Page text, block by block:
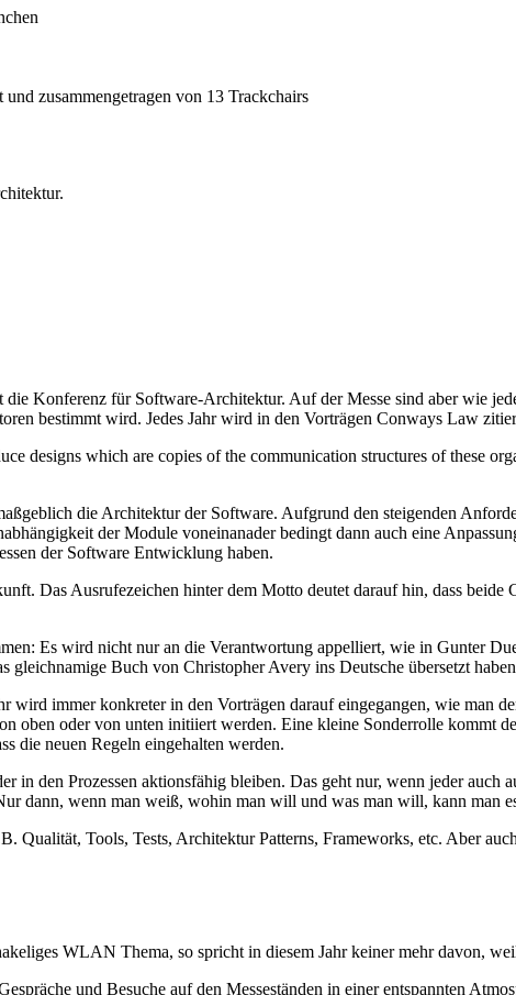
zusammengetragen von 13 Trackchairs
Konferenz für Software-Architektur. Auf der Messe sind aber wie
bestimmt wird. Jedes Jahr wird in den Vorträgen Conways Law
designs which are copies of the communication structures of these
die Architektur der Software. Aufgrund den steigenden
der Module voneinanader bedingt dann auch eine
der Software Entwicklung haben.
Das Ausrufezeichen hinter dem Motto deutet darauf hin, dass
Es wird nicht nur an die Verantwortung appelliert, wie in Gunter
Buch von Christopher Avery ins Deutsche übersetzt
immer konkreter in den Vorträgen darauf eingegangen, wie man
oben oder von unten initiiert werden. Eine kleine Sonderrolle kommt
die neuen Regeln eingehalten werden.
in den Prozessen aktionsfähig bleiben. Das geht nur, wenn jeder auch
dann, wenn man weiß, wohin man will und was man will, kann man
Qualität, Tools, Tests, Architektur Patterns, Frameworks, etc. Aber
WLAN Thema, so spricht in diesem Jahr keiner mehr davon,
und Besuche auf den Messeständen in einer entspannten